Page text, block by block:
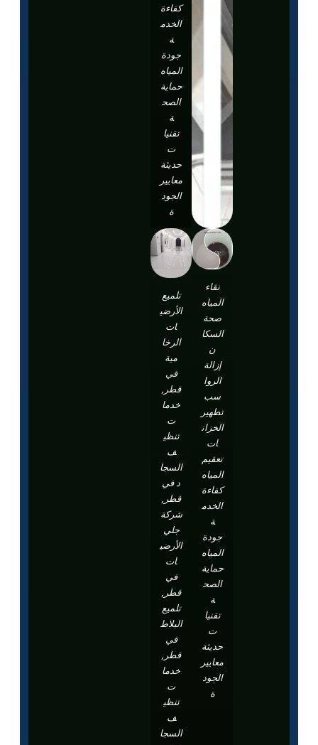
كفاءة
الخدم
جودة
المياه
حماية
الصح
تقنيا
حديثة
معايير
الجود
نقاء
المياه
صحة
السكا
إزالة
الروا
سب
تطهير
الخزان
ات
تعقيم
المياه
كفاءة
الخدم
جودة
المياه
حماية
الصح
تقنيا
حديثة
معايير
الجود
تلميع
الأرضي
ات
الرخا
مية
في
قطر,
خدما
تنظي
ف
السجا
د في
قطر,
شركة
جلي
الأرضي
ات
في
قطر,
تلميع
البلاط
في
قطر,
خدما
تنظي
ف
السجا